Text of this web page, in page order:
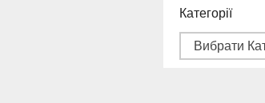
Категорії